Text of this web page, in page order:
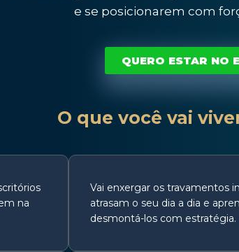
e se posicionarem com
QUERO ESTAR NO
O que você vai
na
Vai enxergar os travamentos
atrasam o seu dia a dia e
desmontá-los com estratégia.